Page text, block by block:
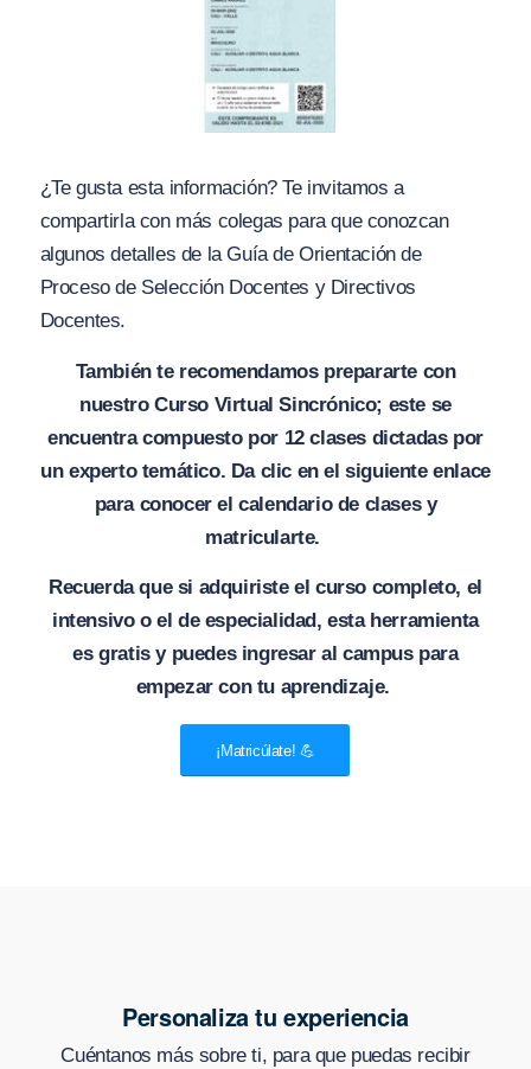
¿Te gusta esta información? Te invitamos a
compartirla con más colegas para que conozcan
algunos detalles de la Guía de Orientación de
Proceso de Selección Docentes y Directivos
Docentes.
También te recomendamos prepararte con
nuestro Curso Virtual Sincrónico; este se
encuentra compuesto por 12 clases dictadas por
un experto temático. Da clic en el siguiente enlace
para conocer el calendario de clases y
matricularte.
Recuerda que si adquiriste el curso completo, el
intensivo o el de especialidad, esta herramienta
es gratis y puedes ingresar al campus para
empezar con tu aprendizaje.
¡Matricúlate! 💪
Personaliza tu experiencia
Cuéntanos más sobre ti, para que puedas recibir